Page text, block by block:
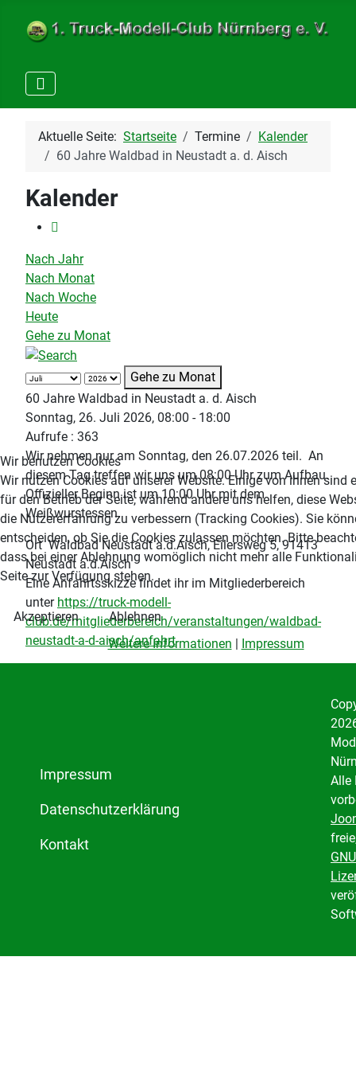
Aktuelle Seite: Startseite Termine
Kalender
60 Jahre Waldbad in Neustadt a. d. Aisch
Kalender
Nach Jahr
Nach Monat
Nach Woche
Heute
Gehe zu Monat
Gehe zu Monat
60 Jahre Waldbad in Neustadt a. d. Aisch
Sonntag, 26. Juli 2026, 08:00 - 18:00
Aufrufe : 363
Wir nehmen nur am Sonntag, den 26.07.2026 teil. An
diesem Tag treffen wir uns um 08:00 Uhr zum Aufbau.
Offizieller Beginn ist um 10:00 Uhr mit dem
Weißwurstessen.
OrtWaldbad Neustadt a.d.Aisch, Eilersweg 5, 91413
Neustadt a.d.Aisch
Eine Anfahrtsskizze findet ihr im Mitgliederbereich
unter https://truck-modell-
club.de/mitgliederbereich/veranstaltungen/waldbad-
neustadt-a-d-aisch/anfahrt
Impressum
Datenschutzerklärung
Kontakt
Alle
Wir benutzen Cookies
Wir nutzen Cookies auf unserer Website. Einige von ihnen sind
für den Betrieb der Seite, während andere uns helfen, diese
die Nutzererfahrung zu verbessern (Tracking Cookies). Sie
entscheiden, ob Sie die Cookies zulassen möchten. Bitte
dass bei einer Ablehnung womöglich nicht mehr alle
Seite zur Verfügung stehen.
Akzeptieren
Ablehnen
Weitere Informationen | Impressum